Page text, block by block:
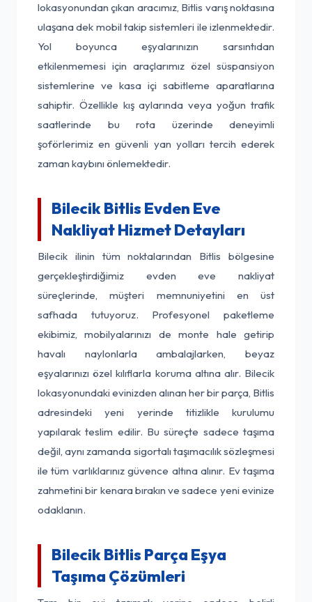
lokasyonundan çıkan aracımız, Bitlis varış noktasına
ulaşana dek mobil takip sistemleri ile izlenmektedir.
Yol boyunca eşyalarınızın sarsıntıdan
etkilenmemesi için araçlarımız özel süspansiyon
sistemlerine ve kasa içi sabitleme aparatlarına
sahiptir. Özellikle kış aylarında veya yoğun trafik
saatlerinde bu rota üzerinde deneyimli
şoförlerimiz en güvenli yan yolları tercih ederek
zaman kaybını önlemektedir.
Bilecik Bitlis Evden Eve
Nakliyat Hizmet Detayları
Bilecik ilinin tüm noktalarından Bitlis bölgesine
gerçekleştirdiğimiz evden eve nakliyat
süreçlerinde, müşteri memnuniyetini en üst
safhada tutuyoruz. Profesyonel paketleme
ekibimiz, mobilyalarınızı de monte hale getirip
havalı naylonlarla ambalajlarken, beyaz
eşyalarınızı özel kılıflarla koruma altına alır. Bilecik
lokasyonundaki evinizden alınan her bir parça, Bitlis
adresindeki yeni yerinde titizlikle kurulumu
yapılarak teslim edilir. Bu süreçte sadece taşıma
değil, aynı zamanda sigortalı taşımacılık sözleşmesi
ile tüm varlıklarınız güvence altına alınır. Ev taşıma
zahmetini bir kenara bırakın ve sadece yeni evinize
odaklanın.
Bilecik Bitlis Parça Eşya
Taşıma Çözümleri